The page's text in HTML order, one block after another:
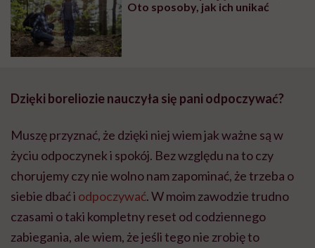
Oto sposoby, jak ich unikać
Dzięki boreliozie nauczyła się pani odpoczywać?
Muszę przyznać, że dzięki niej wiem jak ważne są w
życiu odpoczynek i spokój. Bez względu na to czy
chorujemy czy nie wolno nam zapominać, że trzeba o
siebie dbać i odpoczywać. W moim zawodzie trudno
czasami o taki kompletny reset od codziennego
zabiegania, ale wiem, że jeśli tego nie zrobię to